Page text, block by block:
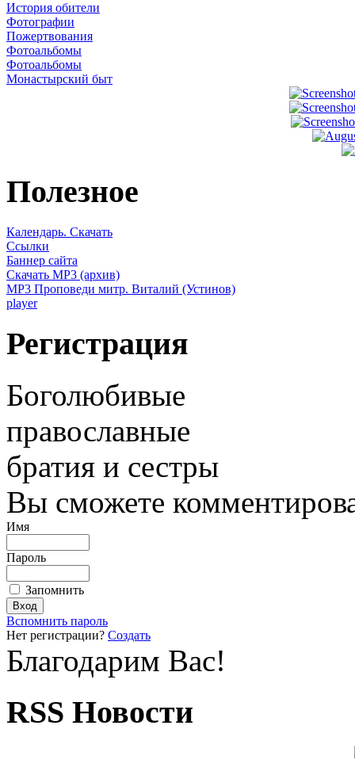
История обители
Фотографии
Пожертвования
Фотоальбомы
Фотоальбомы
Монастырский быт
Полезное
Календарь. Скачать
Ссылки
Баннер сайта
Скачать MP3 (архив)
MP3 Проповеди митр. Виталий (Устинов)
player
Регистрация
Боголюбивые
православные
братия и сестры
Вы сможете
Имя
Пароль
Запомнить
Вспомнить пароль
Нет регистрации? Создать
Благодарим Вас!
RSS Новости